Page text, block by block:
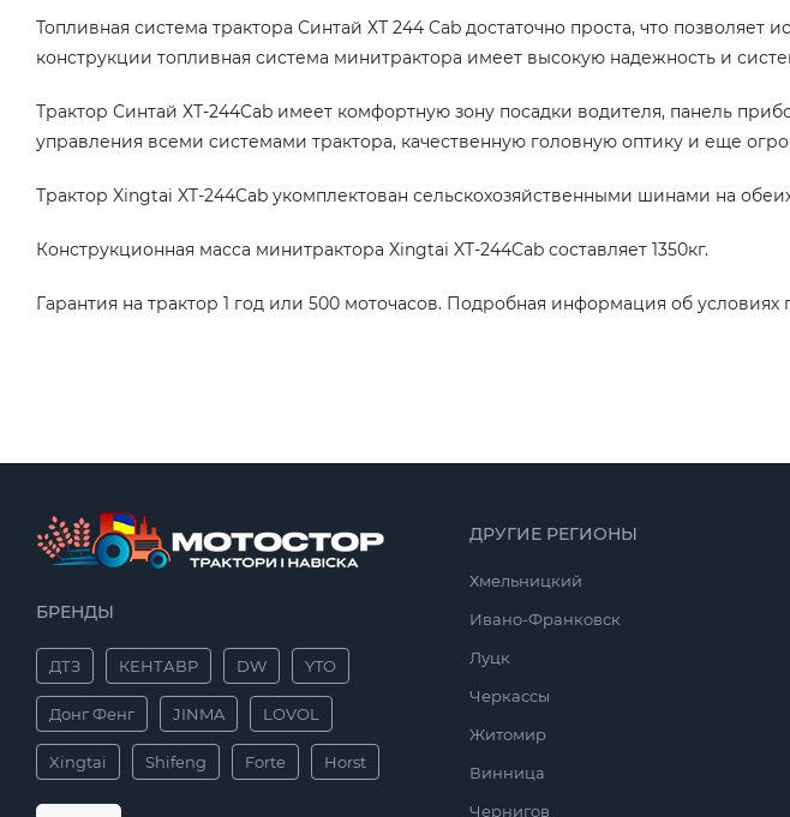
Топливная система трактора Синтай ХТ 244 Cab достаточно проста, что
конструкции топливная система минитрактора имеет высокую надежность и
Трактор Синтай ХТ-244Cab имеет комфортную зону посадки водителя, панель
управления всеми системами трактора, качественную головную оптику и еще
Трактор Xingtai XT-244Cab укомплектован сельскохозяйственными шинами на
Конструкционная масса минитрактора Xingtai XT-244Cab составляет 1350кг.
Гарантия на трактор 1 год или 500 моточасов. Подробная информация об
БРЕНДЫ
ДТЗ КЕНТАВР DW YTO
Донг Фенг JINMA LOVOL
Xingtai Shifeng Forte Horst
ДРУГИЕ РЕГИОНЫ
Хмельницкий
Ивано-Франковск
Луцк
Черкассы
Житомир
Винница
Чернигов